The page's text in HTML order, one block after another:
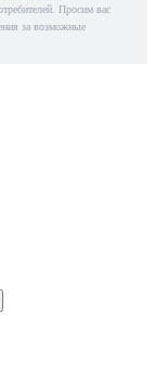
Просим вас
за возможные